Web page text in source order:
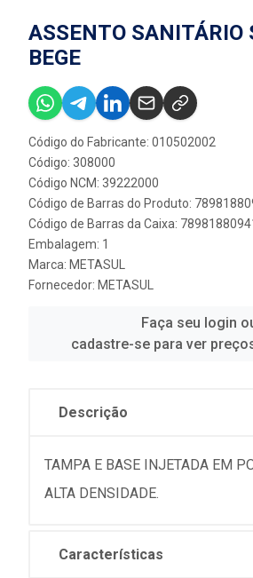
ASSENTO SANITÁRIO
BEGE
Código do Fabricante: 010502002
Código: 308000
Código NCM: 39222000
Código de Barras do Produto:
Código de Barras da Caixa:
Embalagem: 1
Marca: METASUL
Fornecedor: METASUL
Faça seu login
cadastre-se para ver
Descrição
TAMPA E BASE INJETADA EM
ALTA DENSIDADE.
Características